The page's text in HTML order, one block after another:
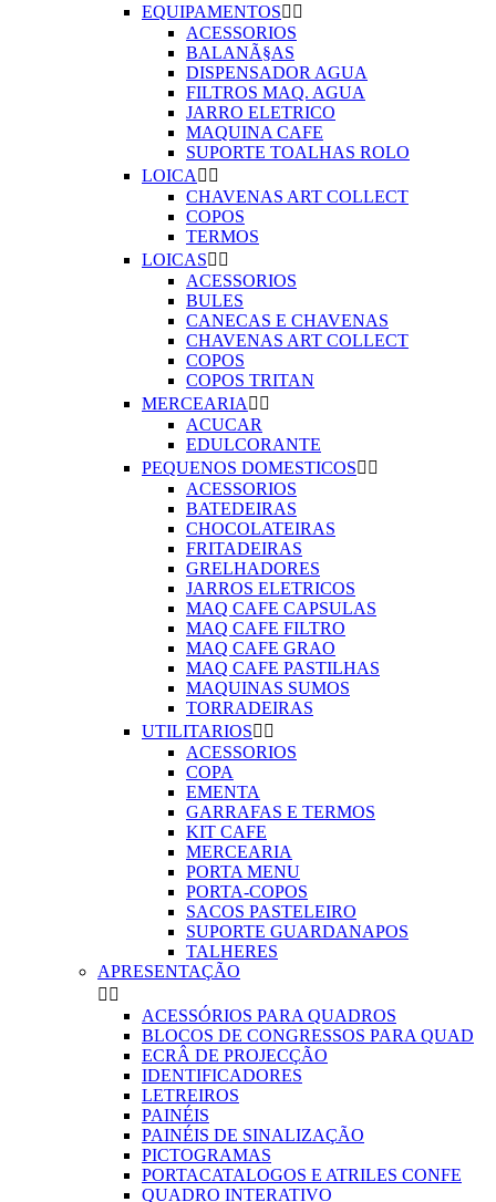
EQUIPAMENTOS 
ACESSORIOS
BALANÃ§AS
DISPENSADOR AGUA
FILTROS MAQ. AGUA
JARRO ELETRICO
MAQUINA CAFE
SUPORTE TOALHAS ROLO
LOICA  
CHAVENAS ART COLLECT
COPOS
TERMOS
LOICAS 
ACESSORIOS
BULES
CANECAS E CHAVENAS
CHAVENAS ART COLLECT
COPOS
COPOS TRITAN
MERCEARIA  
ACUCAR
EDULCORANTE
PEQUENOS DOMESTICOS 
ACESSORIOS
BATEDEIRAS
CHOCOLATEIRAS
FRITADEIRAS
GRELHADORES
JARROS ELETRICOS
MAQ CAFE CAPSULAS
MAQ CAFE FILTRO
MAQ CAFE GRAO
MAQ CAFE PASTILHAS
MAQUINAS SUMOS
TORRADEIRAS
UTILITARIOS 
ACESSORIOS
COPA
EMENTA
GARRAFAS E TERMOS
KIT CAFE
MERCEARIA
PORTA MENU
PORTA-COPOS
SACOS PASTELEIRO
SUPORTE GUARDANAPOS
TALHERES
APRESENTAÇÃO
 
ACESSÓRIOS PARA QUADROS
BLOCOS DE CONGRESSOS PARA QUAD
ECRÂ DE PROJECÇÃO
IDENTIFICADORES
LETREIROS
PAINÉIS
PAINÉIS DE SINALIZAÇÃO
PICTOGRAMAS
PORTACATALOGOS E ATRILES CONFE
QUADRO INTERATIVO